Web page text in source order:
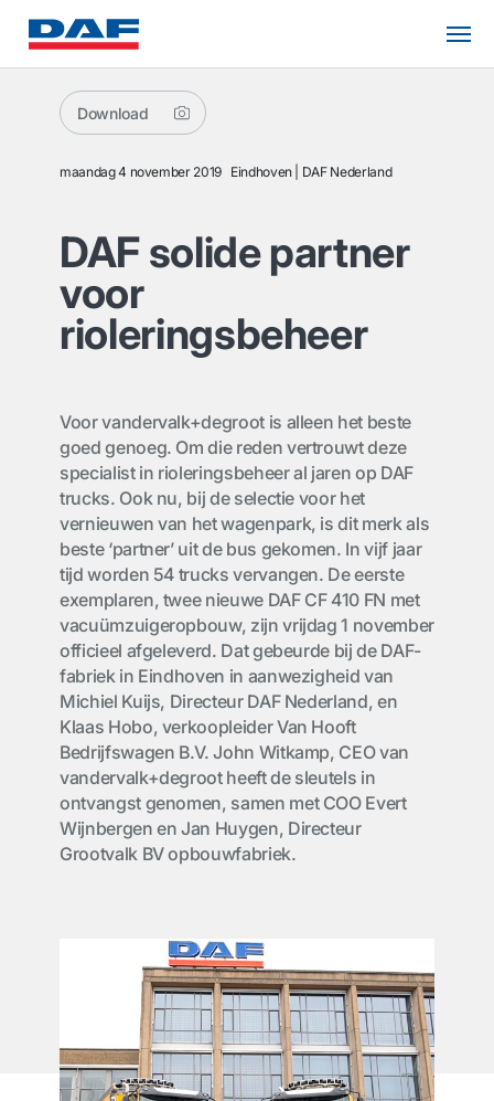
Download
maandag 4 november 2019 Eindhoven DAF Nederland
DAF solide partner
voor
rioleringsbeheer
Voor vandervalk+degroot is alleen het beste
goed genoeg. Om die reden vertrouwt deze
specialist in rioleringsbeheer al jaren op DAF
trucks. Ook nu, bij de selectie voor het
vernieuwen van het wagenpark, is dit merk als
beste ‘partner’ uit de bus gekomen. In vijf jaar
tijd worden 54 trucks vervangen. De eerste
exemplaren, twee nieuwe DAF CF 410 FN met
vacuümzuigeropbouw, zijn vrijdag 1 november
officieel afgeleverd. Dat gebeurde bij de DAF-
fabriek in Eindhoven in aanwezigheid van
Michiel Kuijs, Directeur DAF Nederland, en
Klaas Hobo, verkoopleider Van Hooft
Bedrijfswagen B.V. John Witkamp, CEO van
vandervalk+degroot heeft de sleutels in
ontvangst genomen, samen met COO Evert
Wijnbergen en Jan Huygen, Directeur
Grootvalk BV opbouwfabriek.